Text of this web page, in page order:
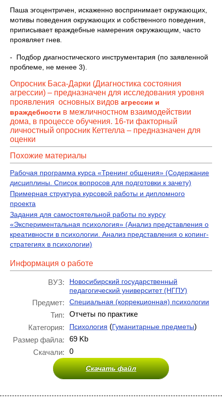
Паша эгоцентричен, искаженно воспринимает окружающих,
мотивы поведения окружающих и собственного поведения,
приписывает враждебные намерения окружающим, часто
проявляет гнев.
- Подбор диагностического инструментария (по заявленной
проблеме, не менее 3).
Опросник Баса-Дарки (Диагностика состояния
агрессии) – предназначен для исследования уровня
проявления основных видов агрессии и
враждебности в межличностном взаимодействии
дома, в процессе обучения. 16-ти факторный
личностный опросник Кеттелла – предназначен для
оценки
Похожие материалы
Рабочая программа курса «Тренинг общения» (Содержание
дисциплины. Список вопросов для подготовки к зачету)
Примерная структура курсовой работы и дипломного
проекта
Задания для самостоятельной работы по курсу
«Экспериментальная психология» (Анализ представления о
креативности в психологии. Анализ представления о копинг-
стратегиях в психологии)
Информация о работе
ВУЗ:
Новосибирский государственный
педагогический университет (НГПУ)
Предмет: Специальная (коррекционная) психологии
Тип:
Отчеты по практике
Категория:
Психология (Гуманитарные предметы)
Размер файла:
69 Kb
Скачали:
0
Скачать файл